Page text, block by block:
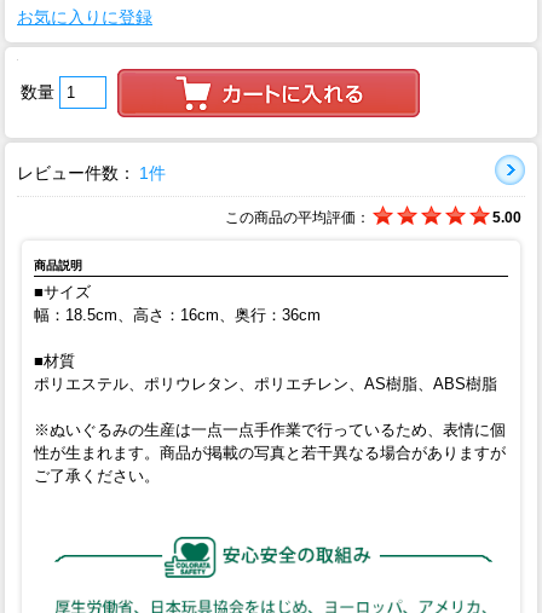
お気に入りに登録
数量
レビュー件数： 1件
この商品の平均評価： 5.00
商品説明
■サイズ
幅：18.5cm、高さ：16cm、奥行：36cm
■材質
ポリエステル、ポリウレタン、ポリエチレン、AS樹脂、ABS樹脂
※ぬいぐるみの生産は一点一点手作業で行っているため、表情に個
性が生まれます。商品が掲載の写真と若干異なる場合がありますが
ご了承ください。